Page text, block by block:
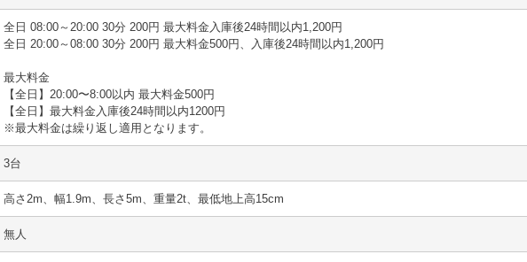
全日 08:00～20:00 30分 200円 最大料金入庫後24時間以内1,200円
全日 20:00～08:00 30分 200円 最大料金500円、入庫後24時間以内1,200円
最大料金
【全日】20:00〜8:00以内 最大料金500円
【全日】最大料金入庫後24時間以内1200円
※最大料金は繰り返し適用となります。
3台
高さ2m、幅1.9m、長さ5m、重量2t、最低地上高15cm
無人